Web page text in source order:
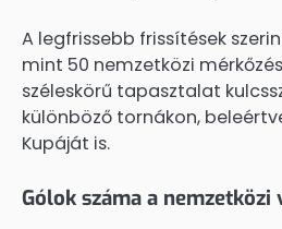
A legfrissebb frissítések
mint 50 nemzetközi
széleskörű tapasztalat
különböző tornákon,
Kupáját is.
Gólok száma a nemzetközi